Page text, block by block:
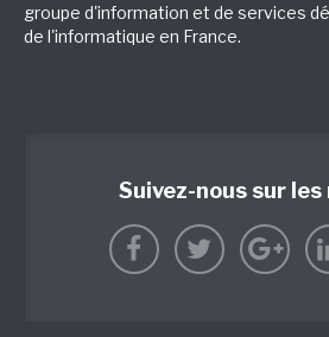
groupe d'information et de services
de l'informatique en France.
Suivez-nous sur les